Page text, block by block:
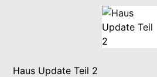
Haus Update Teil 2